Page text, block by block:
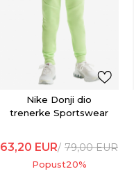
Nike Donji dio
trenerke Sportswear
63,20 EUR 79,00EUR
Popust20%